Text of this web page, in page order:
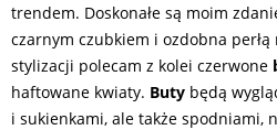
trendem. Doskonałe są moim
czarnym czubkiem i ozdobna
stylizacji polecam z kolei czerwone
haftowane kwiaty. Buty będą
i sukienkami, ale także spodniami,